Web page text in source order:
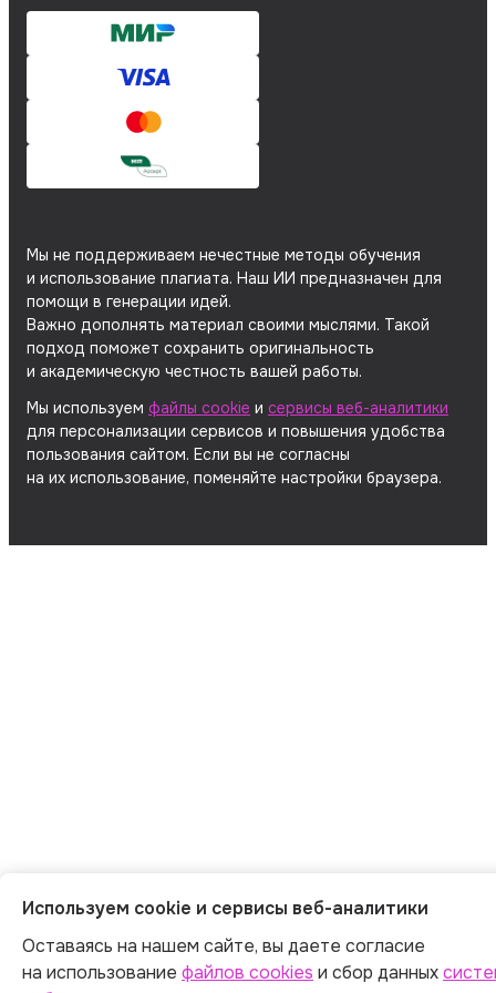
Мы не поддерживаем нечестные методы обучения
и использование плагиата. Наш ИИ предназначен для
помощи в генерации идей.
Важно дополнять материал своими мыслями. Такой
подход поможет сохранить оригинальность
и академическую честность вашей работы.
Мы используем файлы cookie и сервисы веб-аналитики
для персонализации сервисов и повышения удобства
пользования сайтом. Если вы не согласны
на их использование, поменяйте настройки браузера.
Используем cookie и сервисы веб-аналитики
Оставаясь на нашем сайте, вы даете согласие
на использование файлов cookies и сбор данных